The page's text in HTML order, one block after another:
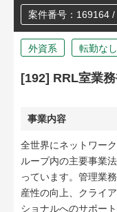
案件番号：169164 /
外資系 転勤なし
[192] RRL室業
事業内容
全世界にネットワー
ループ内の主要事業
っています。管理業
産性の向上、クライ
ショナルへのサポー